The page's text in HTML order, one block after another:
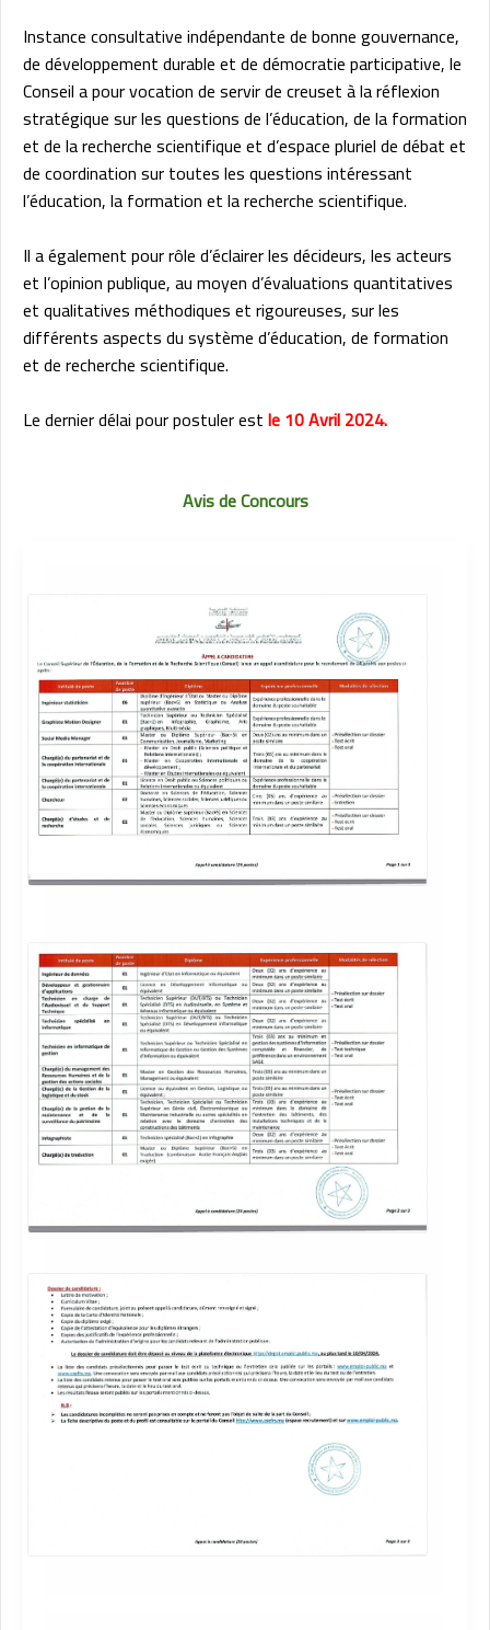
Instance consultative indépendante de bonne gouvernance,
de développement durable et de démocratie participative, le
Conseil a pour vocation de servir de creuset à la réflexion
stratégique sur les questions de l’éducation, de la formation
et de la recherche scientifique et d’espace pluriel de débat et
de coordination sur toutes les questions intéressant
l’éducation, la formation et la recherche scientifique.
Il a également pour rôle d’éclairer les décideurs, les acteurs
et l’opinion publique, au moyen d’évaluations quantitatives
et qualitatives méthodiques et rigoureuses, sur les
différents aspects du système d’éducation, de formation
et de recherche scientifique.
Le dernier délai pour postuler estle 10 Avril 2024.
Avis de Concours